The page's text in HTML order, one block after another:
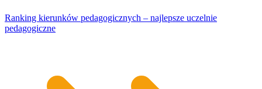
Ranking kierunków pedagogicznych – najlepsze uczelnie
pedagogiczne